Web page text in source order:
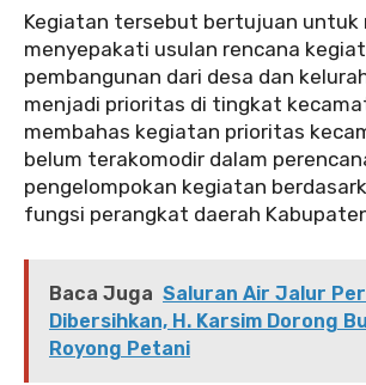
Kegiatan tersebut bertujuan untuk
menyepakati usulan rencana
pembangunan dari desa dan
menjadi prioritas di tingkat
membahas kegiatan prioritas
belum terakomodir dalam
pengelompokan kegiatan
fungsi perangkat daerah
Baca Juga Saluran Air Jalur
Dibersihkan, H. Karsim Dorong
Royong Petani